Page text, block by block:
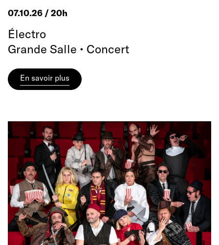
07.10.26 / 20h
Électro
Grande Salle • Concert
En savoir plus